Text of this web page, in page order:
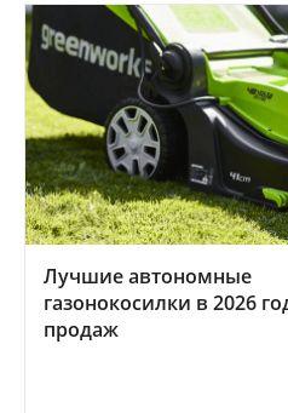
Лучшие автономные
газонокосилки в 2026
продаж